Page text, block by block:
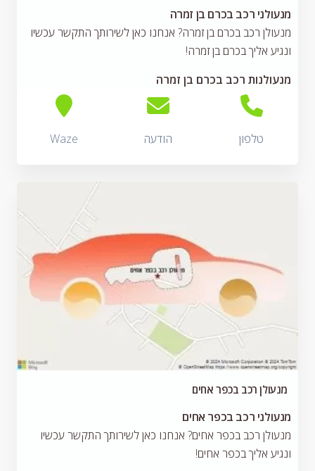
מנעולני רכב בכרם בן זמרה
מנעולן רכב בכרם בן זמרה? אנחנו כאן לשירותך התקשר עכשיו
ונגיע אליך בכרם בן זמרה!
מנעולנות רכב בכרם בן זמרה
טלפון הודעה Waze
מנעולן רכב בכפר אחים
מנעולני רכב בכפר אחים
מנעולן רכב בכפר אחים? אנחנו כאן לשירותך התקשר עכשיו
ונגיע אליך בכפר אחים!